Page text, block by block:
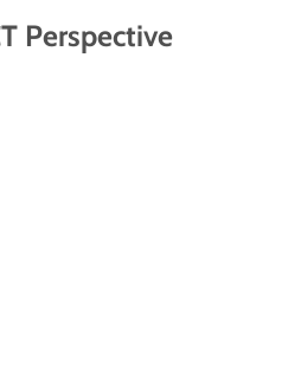
Perspective